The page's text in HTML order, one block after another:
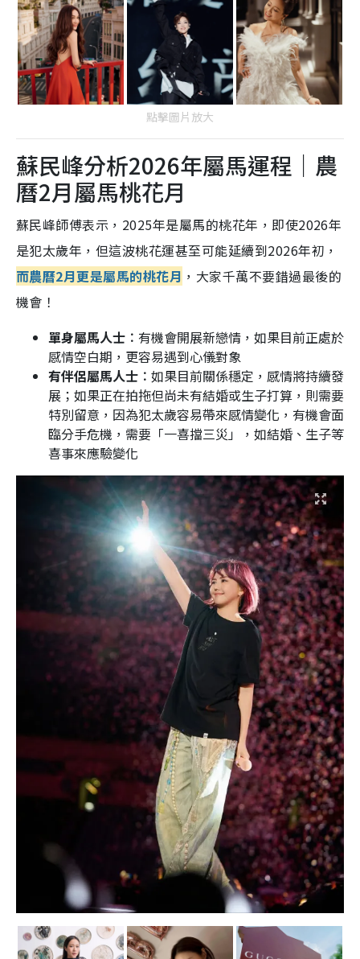
點擊圖片放大
蘇民峰分析2026年屬馬運程｜農
曆2月屬馬桃花月
蘇民峰師傅表示，2025年是屬馬的桃花年，即使2026年
是犯太歲年，但這波桃花運甚至可能延續到2026年初，
而農曆2月更是屬馬的桃花月 ，大家千萬不要錯過最後的
機會！
單身屬馬人士︰ 有機會開展新戀情，如果目前正處於
感情空白期，更容易遇到心儀對象
有伴侶屬馬人士︰ 如果目前關係穩定，感情將持續發
展；如果正在拍拖但尚未有結婚或生子打算，則需要
特別留意，因為犯太歲容易帶來感情變化，有機會面
臨分手危機，需要「一喜擋三災」，如結婚、生子等
喜事來應驗變化